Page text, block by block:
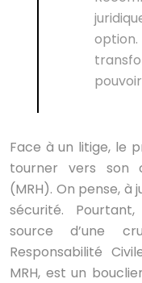
Face à un litige, le
tourner vers son
(MRH). On pense,
sécurité.
source d’une
Responsabilité
MRH, est un